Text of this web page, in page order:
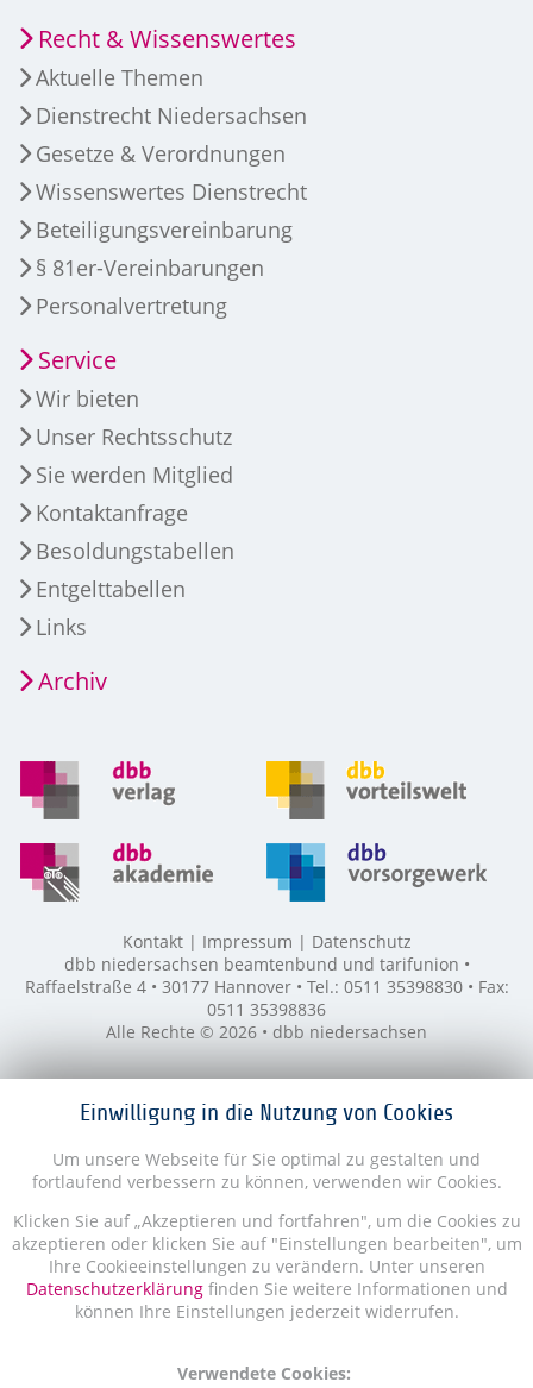
Einwilligung in die Nutzung von Cookies
Um unsere Webseite für Sie optimal zu gestalten und
fortlaufend verbessern zu können, verwenden wir Cookies.
Klicken Sie auf „Akzeptieren und fortfahren", um die Cookies zu
akzeptieren oder klicken Sie auf "Einstellungen bearbeiten", um
Ihre Cookieeinstellungen zu verändern. Unter unseren
Datenschutzerklärungfinden Sie weitere Informationen und
können Ihre Einstellungen jederzeit widerrufen.
Verwendete Cookies:
Recht & Wissenswertes
Aktuelle Themen
Dienstrecht Niedersachsen
Gesetze & Verordnungen
Wissenswertes Dienstrecht
Beteiligungsvereinbarung
§ 81er-Vereinbarungen
Personalvertretung
Service
Wir bieten
Unser Rechtsschutz
Sie werden Mitglied
Kontaktanfrage
Besoldungstabellen
Entgelttabellen
Links
Archiv
Kontakt Impressum
Datenschutz
dbb niedersachsen beamtenbund und tarifunion •
Raffaelstraße 4 • 30177 Hannover • Tel.: 0511 35398830 • Fax:
0511 35398836
Alle Rechte © 2026 • dbb niedersachsen